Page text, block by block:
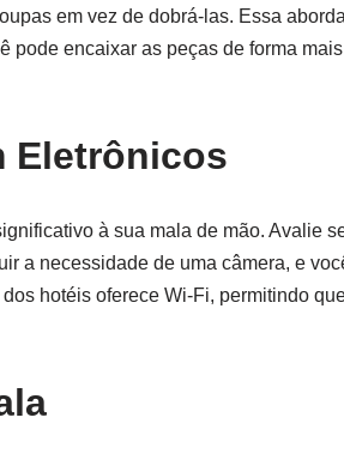
em vez de dobrá-las. Essa
pode encaixar as peças de forma
Eletrônicos
à sua mala de mão. Avalie
a necessidade de uma câmera, e
hotéis oferece Wi-Fi, permitindo